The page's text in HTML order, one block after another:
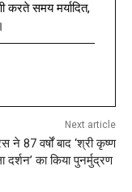
करते समय मर्यादित,
Next article
ने 87 वर्षों बाद ‘श्री कृष्ण
दर्शन’ का किया पुनर्मुद्रण